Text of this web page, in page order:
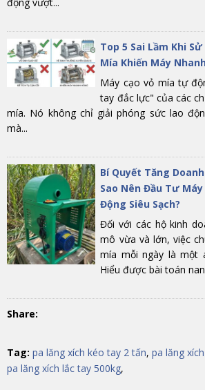
Top 5 Sai Lầm Khi
Mía Khiến Máy
Máy cạo vỏ mía tự
tay đắc lực" của các
mía. Nó không chỉ giải phóng sức lao
mà...
Bí Quyết Tăng
Sao Nên Đầu Tư
Động Siêu Sạch?
Đối với các hộ kinh
mô vừa và lớn, việc
mía mỗi ngày là một
Hiểu được bài toán nan
Share:
Tag: pa lăng xích kéo tay 2 tấn, pa lăng
pa lăng xích lắc tay 500kg,